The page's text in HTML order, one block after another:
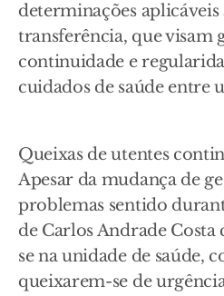
determinações
transferência, que visam
continuidade e
cuidados de saúde entre
Queixas de utentes
Apesar da mudança de
problemas sentido
de Carlos Andrade
se na unidade de saúde,
queixarem-se de